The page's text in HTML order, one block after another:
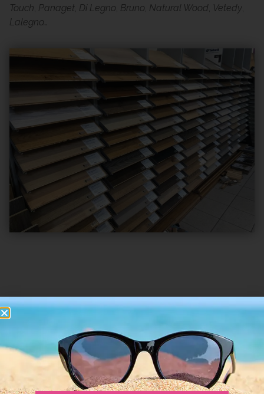
Touch, Panaget, Di Legno, Bruno, Natural Wood, Vetedy,
Lalegno…
DES SOLUTIONS
pour chaque parquet
N’hésitez pas à nous confier vos travaux de parquet :
qu’il soit en chêne massif ou contrecollé, la pose